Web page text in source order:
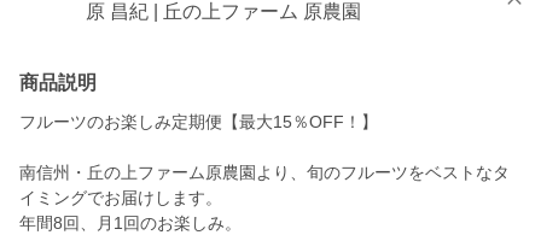
原 昌紀 | 丘の上ファーム 原農園
商品説明
フルーツのお楽しみ定期便【最大15％OFF！】
南信州・丘の上ファーム原農園より、旬のフルーツをベストなタ
イミングでお届けします。
年間8回、月1回のお楽しみ。